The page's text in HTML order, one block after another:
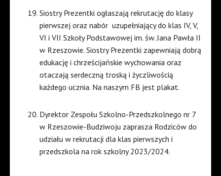
Siostry Prezentki ogłaszają rekrutację do klasy
pierwszej oraz nabór uzupełniający do klas IV, V,
VI i VII Szkoły Podstawowej im. św. Jana Pawła II
w Rzeszowie. Siostry Prezentki zapewniają dobrą
edukację i chrześcijańskie wychowania oraz
otaczają serdeczną troską i życzliwością
każdego ucznia. Na naszym FB jest plakat.
Dyrektor Zespołu Szkolno-Przedszkolnego nr 7
w Rzeszowie-Budziwoju zaprasza Rodziców do
udziału w rekrutacji dla klas pierwszych i
przedszkola na rok szkolny 2023/2024.